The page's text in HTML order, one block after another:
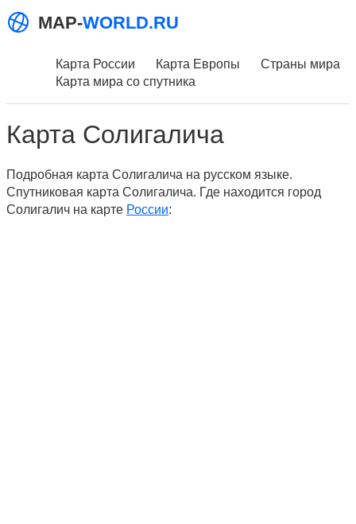
MAP-WORLD.RU
Карта России Карта Европы
Страны мира
Карта мира со спутника
Карта Солигалича
Подробная карта Солигалича на русском языке.
Спутниковая карта Солигалича. Где находится город
Солигалич на карте России: